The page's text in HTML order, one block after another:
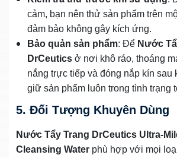
cảm, bạn nên thử sản phẩm trên
đảm bảo không gây kích ứng.
Bảo quản sản phẩm: Để Nước
DrCeutics ở nơi khô ráo, thoáng
nắng trực tiếp và đóng nắp kín sau
giữ sản phẩm luôn trong tình trạng
5. Đối Tượng Khuyên Dùng
Nước Tẩy Trang DrCeutics Ultra-
Cleansing Water phù hợp với mọi